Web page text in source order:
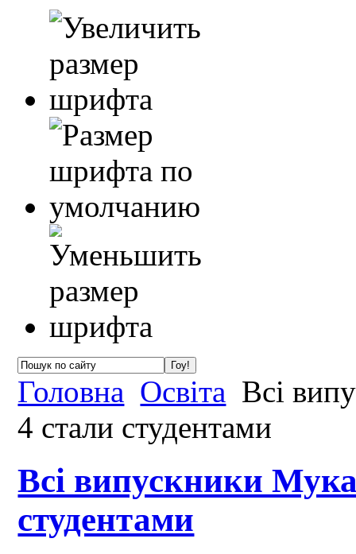
Головна Освіта Всі
4 стали студентами
Всі випускники
студентами